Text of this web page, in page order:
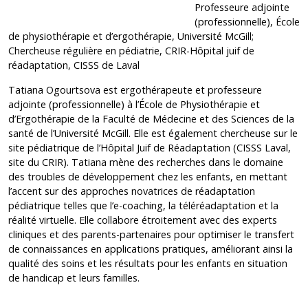
Professeure adjointe
(professionnelle), École
de physiothérapie et d’ergothérapie, Université McGill;
Chercheuse régulière en pédiatrie, CRIR-Hôpital juif de
réadaptation, CISSS de Laval
Tatiana Ogourtsova est ergothérapeute et professeure
adjointe (professionnelle) à l’École de Physiothérapie et
d’Ergothérapie de la Faculté de Médecine et des Sciences de la
santé de l’Université McGill. Elle est également chercheuse sur le
site pédiatrique de l’Hôpital Juif de Réadaptation (CISSS Laval,
site du CRIR). Tatiana mène des recherches dans le domaine
des troubles de développement chez les enfants, en mettant
l’accent sur des approches novatrices de réadaptation
pédiatrique telles que l’e-coaching, la téléréadaptation et la
réalité virtuelle. Elle collabore étroitement avec des experts
cliniques et des parents-partenaires pour optimiser le transfert
de connaissances en applications pratiques, améliorant ainsi la
qualité des soins et les résultats pour les enfants en situation
de handicap et leurs familles.